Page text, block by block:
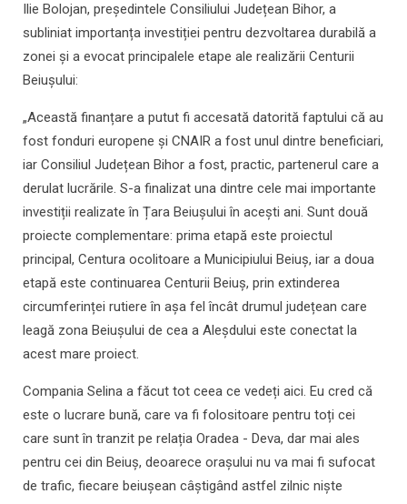
Ilie Bolojan, președintele Consiliului Județean Bihor, a
subliniat importanța investiției pentru dezvoltarea durabilă a
zonei și a evocat principalele etape ale realizării Centurii
Beiușului:
„Această finanțare a putut fi accesată datorită faptului că au
fost fonduri europene și CNAIR a fost unul dintre beneficiari,
iar Consiliul Județean Bihor a fost, practic, partenerul care a
derulat lucrările. S-a finalizat una dintre cele mai importante
investiții realizate în Țara Beiușului în acești ani. Sunt două
proiecte complementare: prima etapă este proiectul
principal, Centura ocolitoare a Municipiului Beiuș, iar a doua
etapă este continuarea Centurii Beiuș, prin extinderea
circumferinței rutiere în așa fel încât drumul județean care
leagă zona Beiușului de cea a Aleșdului este conectat la
acest mare proiect.
Compania Selina a făcut tot ceea ce vedeți aici. Eu cred că
este o lucrare bună, care va fi folositoare pentru toți cei
care sunt în tranzit pe relația Oradea - Deva, dar mai ales
pentru cei din Beiuș, deoarece orașului nu va mai fi sufocat
de trafic, fiecare beiușean câștigând astfel zilnic niște